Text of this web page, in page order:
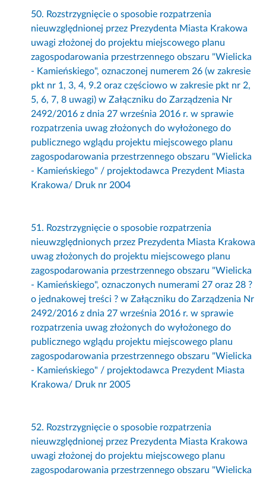
50. Rozstrzygnięcie o sposobie rozpatrzenia
nieuwzględnionej przez Prezydenta Miasta Krakowa
uwagi złożonej do projektu miejscowego planu
zagospodarowania przestrzennego obszaru "Wielicka
- Kamieńskiego", oznaczonej numerem 26 (w zakresie
pkt nr 1, 3, 4, 9.2 oraz częściowo w zakresie pkt nr 2,
5, 6, 7, 8 uwagi) w Załączniku do Zarządzenia Nr
2492/2016 z dnia 27 września 2016 r. w sprawie
rozpatrzenia uwag złożonych do wyłożonego do
publicznego wglądu projektu miejscowego planu
zagospodarowania przestrzennego obszaru "Wielicka
- Kamieńskiego" / projektodawca Prezydent Miasta
Krakowa/ Druk nr 2004
51. Rozstrzygnięcie o sposobie rozpatrzenia
nieuwzględnionych przez Prezydenta Miasta Krakowa
uwag złożonych do projektu miejscowego planu
zagospodarowania przestrzennego obszaru "Wielicka
- Kamieńskiego", oznaczonych numerami 27 oraz 28 ?
o jednakowej treści ? w Załączniku do Zarządzenia Nr
2492/2016 z dnia 27 września 2016 r. w sprawie
rozpatrzenia uwag złożonych do wyłożonego do
publicznego wglądu projektu miejscowego planu
zagospodarowania przestrzennego obszaru "Wielicka
- Kamieńskiego" / projektodawca Prezydent Miasta
Krakowa/ Druk nr 2005
52. Rozstrzygnięcie o sposobie rozpatrzenia
nieuwzględnionej przez Prezydenta Miasta Krakowa
uwagi złożonej do projektu miejscowego planu
zagospodarowania przestrzennego obszaru "Wielicka